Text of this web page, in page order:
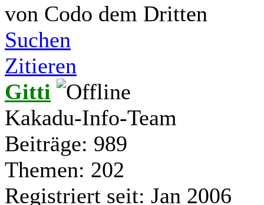
von Codo dem Dritten
Suchen
Zitieren
Gitti
Kakadu-Info-Team
Beiträge: 989
Themen: 202
Registriert seit: Jan 2006